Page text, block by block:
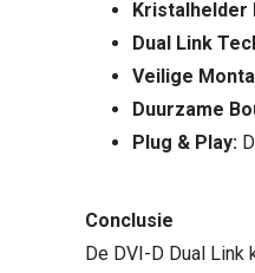
Kristalhelder
Dual Link
Veilige
Duurzame
Plug & Play:
Conclusie
De DVI-D Dual